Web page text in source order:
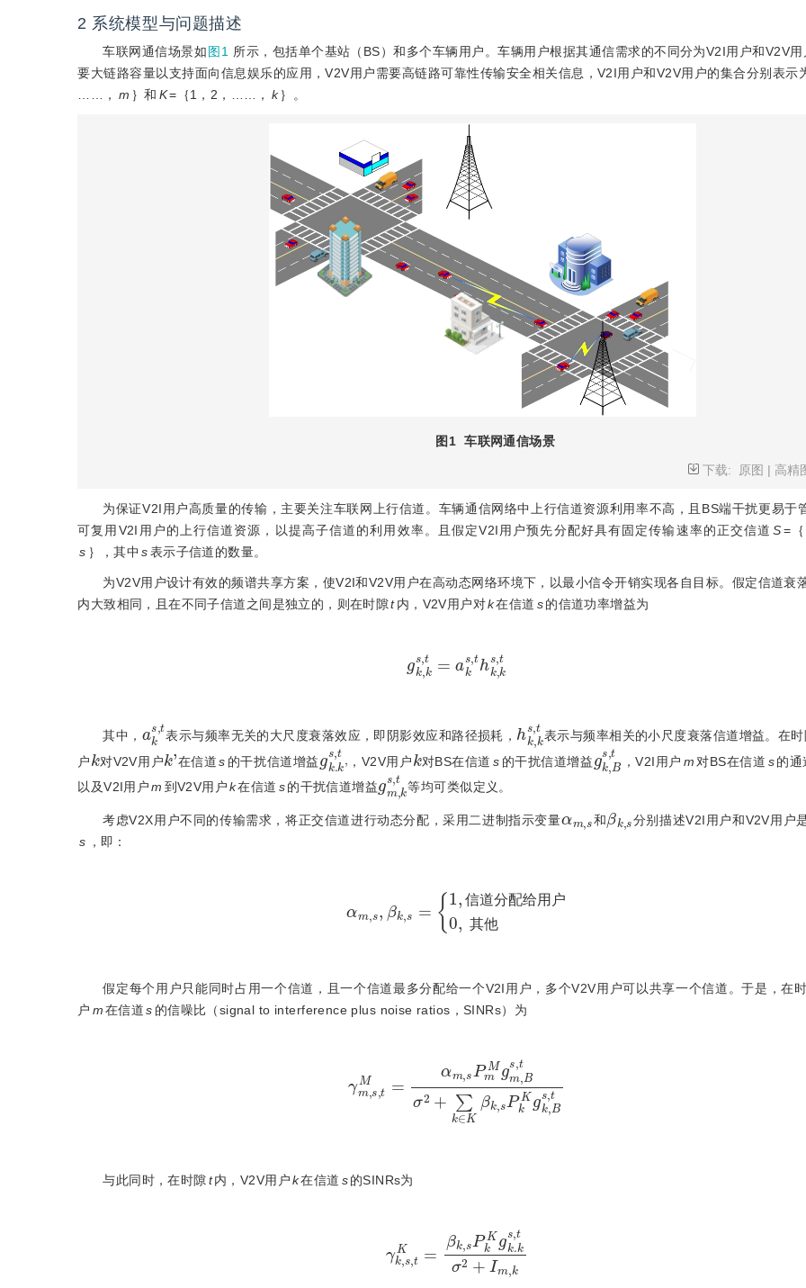
2 系统模型与问题描述
车联网通信场景如图1 所示，包括单个基站（BS）和多个车辆用户。车辆用户根据其通信需求的不同分为V2I用户和V2V
要大链路容量以支持面向信息娱乐的应用，V2V用户需要高链路可靠性传输安全相关信息，V2I用户和V2V用户的集合分别表示
……， m ｝和 K=｛1，2，……， k ｝。
图1 车联网通信场景
下载:
原图 | 高精
为保证V2I用户高质量的传输，主要关注车联网上行信道。车辆通信网络中上行信道资源利用率不高，且BS端干扰更易于
可复用V2I用户的上行信道资源，以提高子信道的利用效率。且假定V2I用户预先分配好具有固定传输速率的正交信道 S=
s ｝，其中 s表示子信道的数量。
为V2V用户设计有效的频谱共享方案，使V2I和V2V用户在高动态网络环境下，以最小信令开销实现各自目标。假定信道衰
内大致相同，且在不同子信道之间是独立的，则在时隙t 内，V2V用户对k在信道 s的信道功率增益为
s,t s,th k,k
其中，
aks ,
表示与频率无关的大尺度衰落效应，即阴影效应和路径损耗，
h k, ks
表示与频率相关的小尺度衰落信道增益。在
户
k
对V2V用户
k '
在信道 s 的干扰信道增益
gk.
，V2V用户
k
对BS在信道 s 的干扰信道增益
gk,
，V2I用户 m 对BS在信道 s的通
以及V2I用户 m 到V2V用户k在信道 s的干扰信道增益
gm k s
等均可类似定义。
考虑V2X用户不同的传输需求，将正交信道进行动态分配，采用二进制指示变量
s
和
β
分别描述V2I用户和V2V用户
s ，即：
信道 分 配给 用 户
其 他
信道分配给用户 0, 其他
假定每个用户只能同时占用一个信道，且一个信道最多分配给一个V2I用户，多个V2V用户可以共享一个信道。于是，在
户 m在信道 s 的信噪比（signal to interference plus noise ratios，SINRs）为
2+∑ k ∈
与此同时，在时隙t内，V2V用户k在信道 s的SINRs为
kK k. ks ,tσ